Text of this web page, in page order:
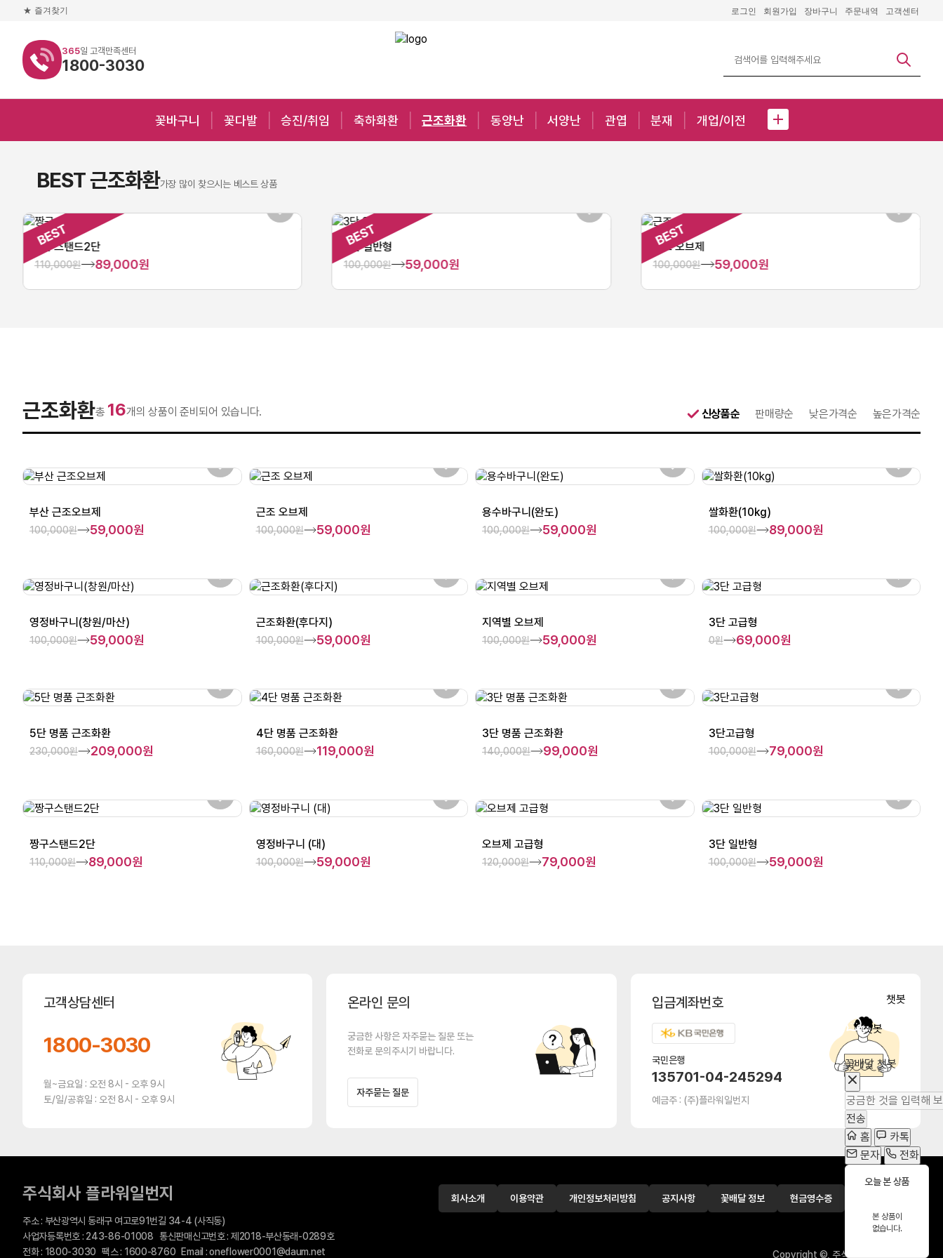
★ 즐겨찾기 로그인 회원가입 장바구니 주문내역 고객센터
365일 고객만족센터
1800-3030
꽃바구니 꽃다발 승진/취임 축하화환 근조화환 동양난 서양난 관엽 분재 개업/이전
BEST 근조화환가장 많이 찾으시는 베스트 상품
짱구스탠드2단
110,000원 89,000원
3단 일반형
100,000원 59,000원
근조 오브제
100,000원 59,000원
근조화환총 16개의 상품이 준비되어 있습니다. 신상품순 판매량순 낮은가격순 높은가격순
부산 근조오브제
100,000원 59,000원
근조 오브제
100,000원 59,000원
용수바구니(완도)
100,000원 59,000원
쌀화환(10kg)
100,000원 89,000원
영정바구니(창원/마산)
100,000원 59,000원
근조화환(후다지)
100,000원 59,000원
지역별 오브제
100,000원 59,000원
3단 고급형
0원 69,000원
5단 명품 근조화환
230,000원 209,000원
4단 명품 근조화환
160,000원 119,000원
3단 명품 근조화환
140,000원 99,000원
3단고급형
100,000원 79,000원
짱구스탠드2단
110,000원 89,000원
영정바구니 (대)
100,000원 59,000원
오브제 고급형
120,000원 79,000원
3단 일반형
100,000원 59,000원
고객상담센터
1800-3030
월~금요일 : 오전 8시 - 오후 9시
토/일/공휴일 : 오전 8시 - 오후 9시
온라인 문의
궁금한 사항은 자주묻는 질문 또는
전화로 문의주시기 바랍니다.
자주묻는 질문
입금계좌번호
국민은행
135701-04-245294
예금주 : (주)플라워일번지
주식회사 플라워일번지
주소 : 부산광역시 동래구 여고로91번길 34-4 (사직동)
사업자등록번호 : 243-86-01008 통신판매신고번호 : 제2018-부산동래-0289호
전화 : 1800-3030 팩스 : 1600-8760 Email : oneflower0001@daum.net
회사소개 이용약관 개인정보처리방침 공지사항 꽃배달 정보 현금영수증
Copyright ©, 주식회사 플라워일번지.
챗봇
챗봇
꽃배달 챗봇
전송
홈
카톡
문자
전화
오늘 본 상품
본 상품이
없습니다.